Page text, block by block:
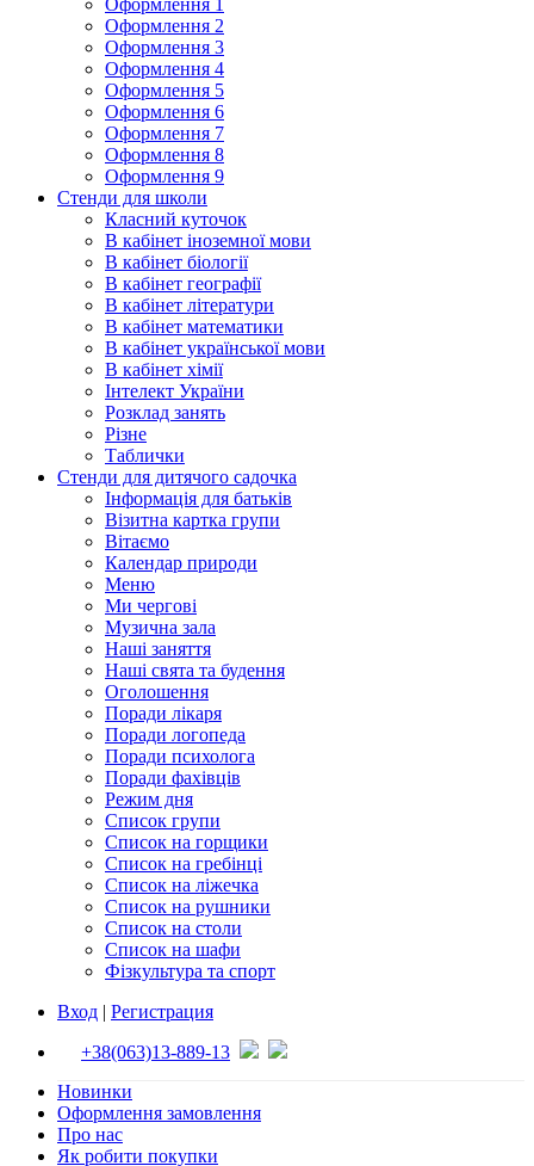
Оформлення 1
Оформлення 2
Оформлення 3
Оформлення 4
Оформлення 5
Оформлення 6
Оформлення 7
Оформлення 8
Оформлення 9
Стенди для школи
Класний куточок
В кабінет іноземної мови
В кабінет біології
В кабінет географії
В кабінет літератури
В кабінет математики
В кабінет української мови
В кабінет хімії
Інтелект України
Розклад занять
Різне
Таблички
Стенди для дитячого садочка
Інформація для батьків
Візитна картка групи
Вітаємо
Календар природи
Меню
Ми чергові
Музична зала
Наші заняття
Наші свята та будення
Оголошення
Поради лікаря
Поради логопеда
Поради психолога
Поради фахівців
Режим дня
Список групи
Список на горщики
Список на гребінці
Список на ліжечка
Список на рушники
Список на столи
Список на шафи
Фізкультура та спорт
Вход | Регистрация
+38(063)13-889-13
Новинки
Оформлення замовлення
Про нас
Як робити покупки